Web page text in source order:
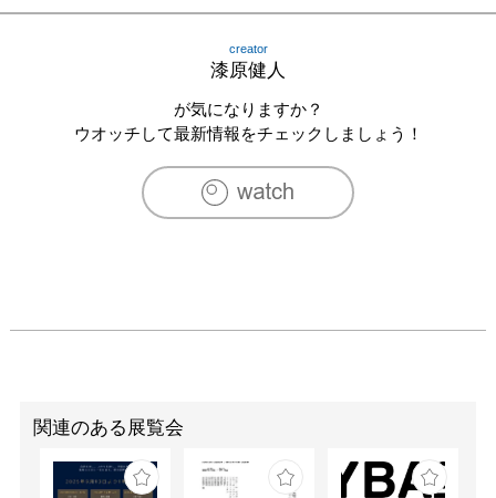
creator
漆原健人
が気になりますか？
ウオッチして最新情報をチェックしましょう！
関連のある展覧会